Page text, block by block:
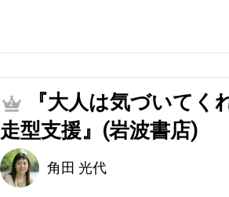
2
『大人は気づいてく
走型支援』(岩波書店)
角田 光代